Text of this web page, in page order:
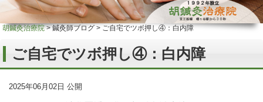
胡鍼灸治療院>鍼灸師ブログ> ご自宅でツボ押し④：白内障
ご自宅でツボ押し④：白内障
2025年06月02日 公開